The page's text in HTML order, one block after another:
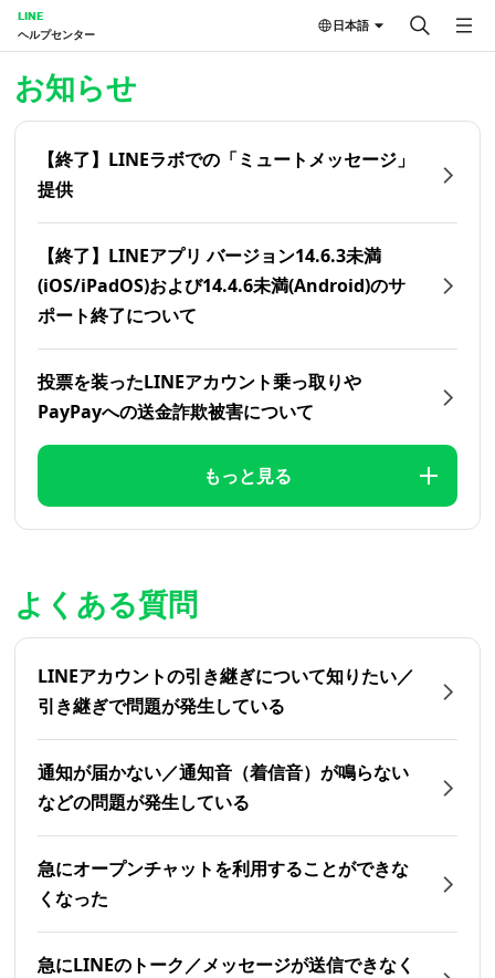
LINE
ヘルプセンター
日本語
お知らせ
【終了】LINEラボでの「ミュートメッセージ」
提供
【終了】LINEアプリ バージョン14.6.3未満
(iOS/iPadOS)および14.4.6未満(Android)のサ
ポート終了について
投票を装ったLINEアカウント乗っ取りや
PayPayへの送金詐欺被害について
もっと見る
よくある質問
LINEアカウントの引き継ぎについて知りたい／
引き継ぎで問題が発生している
通知が届かない／通知音（着信音）が鳴らない
などの問題が発生している
急にオープンチャットを利用することができな
くなった
急にLINEのトーク／メッセージが送信できなく